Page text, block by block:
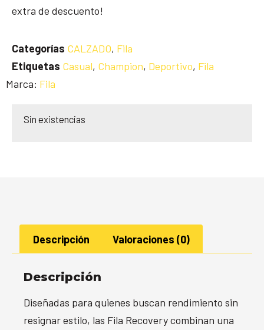
extra de descuento!
Categorías CALZADO, Fila
Etiquetas Casual, Champion, Deportivo, Fila
Marca: Fila
Sin existencias
Descripción Valoraciones (0)
Descripción
Diseñadas para quienes buscan rendimiento sin
resignar estilo, las Fila Recovery combinan una